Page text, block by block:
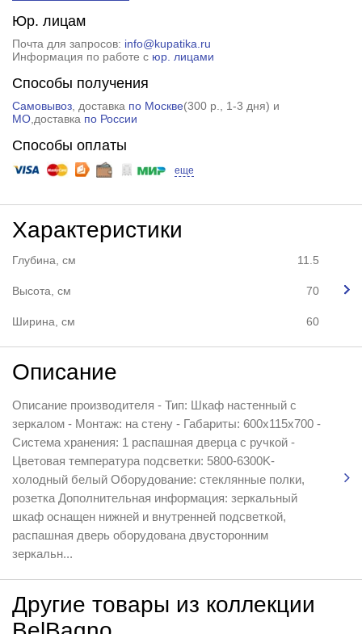
Юр. лицам
Почта для запросов: info@kupatika.ru
Информация по работе с юр. лицами
Способы получения
Самовывоз, доставка по Москве(300 р.
, 1-3 дня) и
МО,доставка по России
Способы оплаты
еще
Характеристики
Глубина, см 11.5
Высота, см 70
Ширина, см 60
Описание
Описание производителя - Тип: Шкаф настенный с
зеркалом - Монтаж: на стену - Габариты: 600x115x700 -
Система хранения: 1 распашная дверца с ручкой -
Цветовая температура подсветки: 5800-6300K-
холодный белый Оборудование: стеклянные полки,
розетка Дополнительная информация: зеркальный
шкаф оснащен нижней и внутренней подсветкой,
распашная дверь оборудована двусторонним
зеркальн...
Другие товары из коллекции